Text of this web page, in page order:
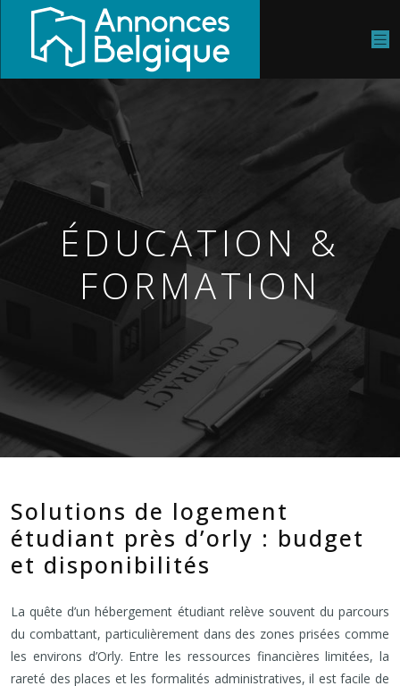
ÉDUCATION &
FORMATION
Solutions de logement
étudiant près d’orly : budget
et disponibilités
La quête d’un hébergement étudiant relève souvent du parcours
du combattant, particulièrement dans des zones prisées comme
les environs d’Orly. Entre les ressources financières limitées, la
rareté des places et les formalités administratives, il est facile de